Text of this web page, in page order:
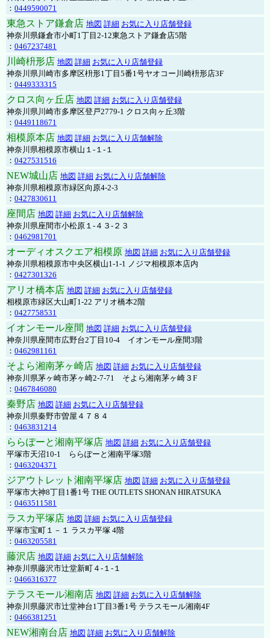
： 0449590071
東急ストア鎌倉店 地図 詳細 お気に入り店舗登録
神奈川県鎌倉市小町1丁目2-12東急ストア鎌倉店5階
： 0467237481
川崎枡形店 地図 詳細 お気に入り店舗登録
神奈川県川崎市多摩区枡形1丁目5番1号ヤオコー川崎枡形店3F
： 0449333315
クロス向ヶ丘店 地図 詳細 お気に入り店舗登録
神奈川県川崎市多摩区登戸2779-1 クロス向ヶ丘3階
： 0449118671
相模原本店 地図 詳細 お気に入り店舗解除
神奈川県相模原市横山１-１-１
： 0427531516
NEW城山店 地図 詳細 お気に入り店舗解除
神奈川県相模原市緑区向原4-2-3
： 0427830611
座間店 地図 詳細 お気に入り店舗解除
神奈川県座間市小松原１-４３-２３
： 0462981701
オーディオスクエア相模原 地図 詳細 お気に入り店舗登録
神奈川県相模原市中央区横山1-1-1 ノジマ相模原本店内
： 0427301326
アリオ橋本店 地図 詳細 お気に入り店舗登録
相模原市緑区大山町1-22 アリオ橋本2階
： 0427758531
イオンモール座間 地図 詳細 お気に入り店舗登録
神奈川県座間市広野台2丁目10-4 イオンモール座間3階
： 0462981161
そよら湘南茅ヶ崎店 地図 詳細 お気に入り店舗登録
神奈川県茅ヶ崎市茅ヶ崎2‐7‐71 そよら湘南茅ヶ崎３F
： 0467846080
秦野店 地図 詳細 お気に入り店舗登録
神奈川県秦野市曽屋４７８４
： 0463831214
ららぽーと湘南平塚店 地図 詳細 お気に入り店舗登録
平塚市天沼10-1 ららぽーと湘南平塚3階
： 0463204371
ジアウトレット湘南平塚店 地図 詳細 お気に入り店舗登録
平塚市大神8丁目1番1号 THE OUTLETS SHONAN HIRATSUKA
： 0463511581
ラスカ平塚店 地図 詳細 お気に入り店舗登録
平塚市宝町１－１ ラスカ平塚 4階
： 0463205581
藤沢店 地図 詳細 お気に入り店舗解除
神奈川県藤沢市辻堂新町４-１-１
： 0466316377
テラスモール湘南店 地図 詳細 お気に入り店舗解除
神奈川県藤沢市辻堂神台1丁目3番1号 テラスモール湘南4F
： 0466381251
NEW湘南台店 地図 詳細 お気に入り店舗解除